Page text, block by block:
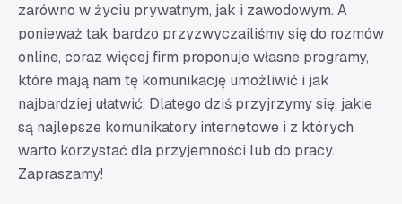
Threema
Najlepsze komunikatory do pracy
Microsoft Teams
ZOOM
Google Meet / Google Chat
Slack
zarówno w życiu prywatnym, jak i zawodowym. A
ponieważ tak bardzo przyzwyczailiśmy się do rozmów
online, coraz więcej firm proponuje własne programy,
które mają nam tę komunikację umożliwić i jak
najbardziej ułatwić. Dlatego dziś przyjrzymy się, jakie
są najlepsze komunikatory internetowe i z których
warto korzystać dla przyjemności lub do pracy.
Zapraszamy!